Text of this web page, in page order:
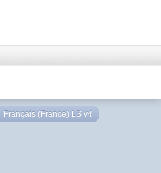
Français (France) LS v4